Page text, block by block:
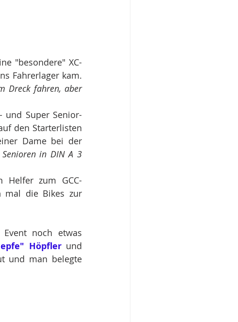
"besondere" XC-
Fahrerlager kam.
Dreck fahren, aber
und Super Senior-
den Starterlisten
Dame bei der
in DIN A 3
Helfer zum GCC-
mal die Bikes zur
noch etwas
Höpfler
und man belegte